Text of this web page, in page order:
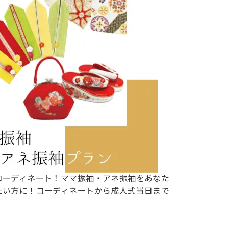
ディネート！ママ振袖・アネ振袖をあなた
方に！コーディネートから成人式当日まで